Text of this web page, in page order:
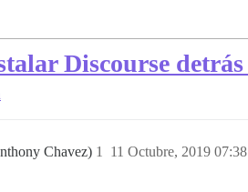
Discourse
Chavez) 11 Octubre, 2019 07:38
1